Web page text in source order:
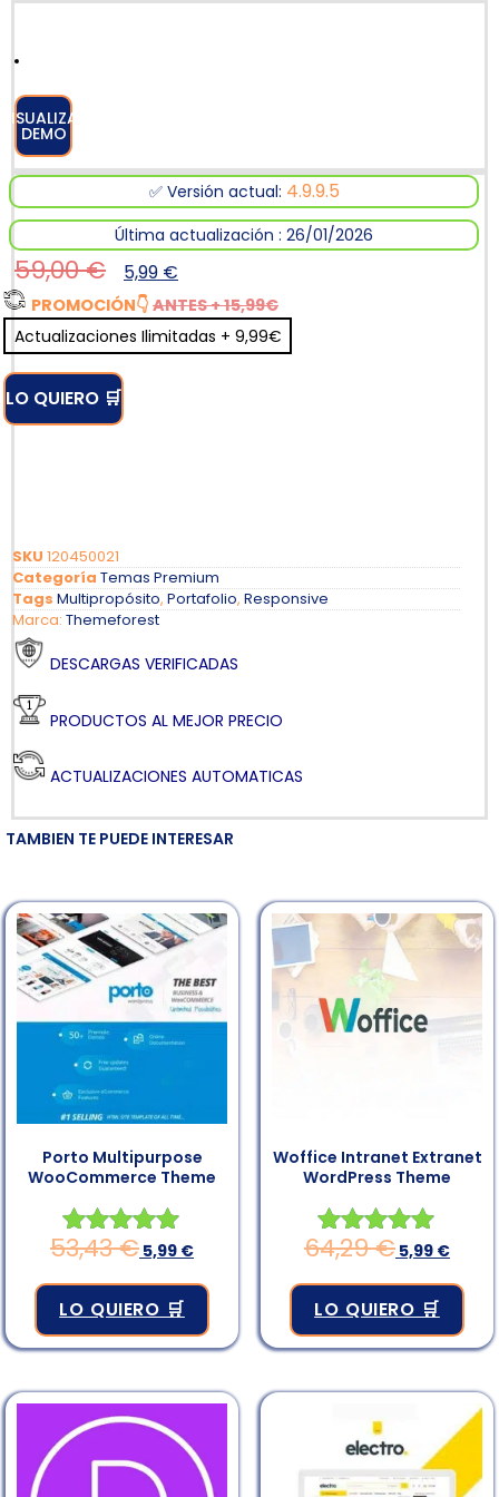
VISUALIZAR
DEMO
✅ Versión actual: 4.9.9.5
Última actualización : 26/01/2026
59,00€ 5,99 €
PROMOCIÓN👇 ANTES + 15,99€
Actualizaciones Ilimitadas + 9,99€
LO QUIERO 🛒
SKU 120450021
Categoría Temas Premium
Tags Multipropósito, Portafolio, Responsive
Marca: Themeforest
DESCARGAS VERIFICADAS
PRODUCTOS AL MEJOR PRECIO
ACTUALIZACIONES AUTOMATICAS
TAMBIEN TE PUEDE INTERESAR
Porto Multipurpose
WooCommerce Theme
Valorado en
53,43€ 5,99 €
LO QUIERO 🛒
Woffice Intranet Extranet
WordPress Theme
Valorado en
64,29€ 5,99 €
LO QUIERO 🛒